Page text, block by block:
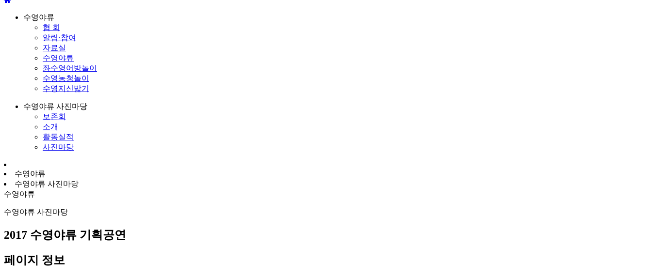
수영야류
협 회
알림·참여
자료실
수영야류
좌수영어방놀이
수영농청놀이
수영지신밟기
수영야류 사진마당
보존회
소개
활동실적
사진마당
수영야류
수영야류 사진마당
수영야류
수영야류 사진마당
2017 수영야류 기획공연
페이지 정보